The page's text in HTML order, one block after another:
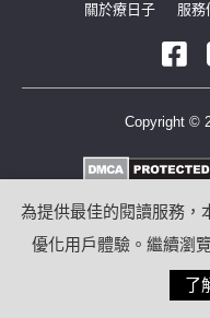
關於療日子 服務
Copyright ©
為提供最佳的閱讀服務，
優化用戶體驗。繼續瀏
了